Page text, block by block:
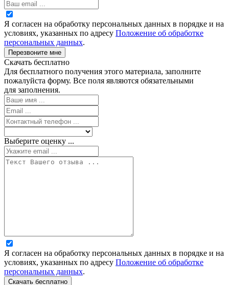
Я согласен на обработку персональных данных в порядке и на
условиях, указанных по адресу Положение об обработке
персональных данных.
Перезвоните мне
Скачать бесплатно
Для бесплатного получения этого материала, заполните
пожалуйста форму. Все поля являются обязательными
для заполнения.
Выберите оценку ...
Я согласен на обработку персональных данных в порядке и на
условиях, указанных по адресу Положение об обработке
персональных данных.
Скачать бесплатно